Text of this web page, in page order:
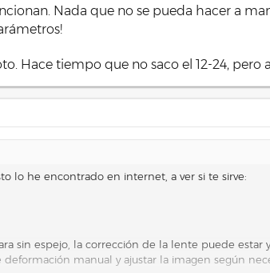
Nada que no se pueda hacer a
Hace tiempo que no saco el 12-24,
lo he encontrado en internet, a ver si te sirve:
sin espejo, la corrección de la lente puede estar
manual y ajustar la imagen según